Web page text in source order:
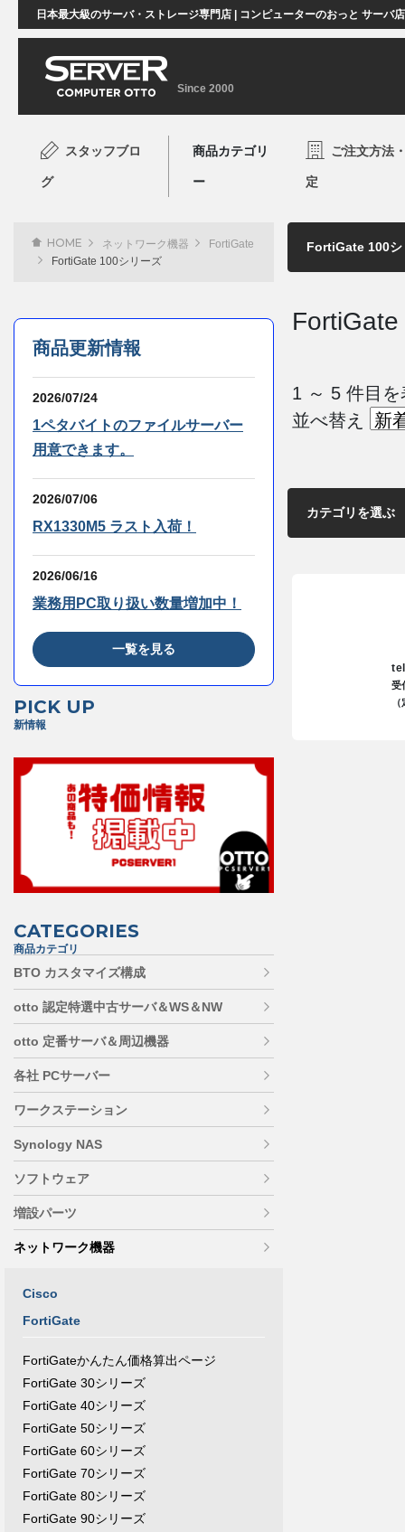
日本最大級のサーバ・ストレージ専門店 | コンピューターのおっと サーバ
Since 2000
スタッフブロ
グ
商品カテゴリ
ー
ご注文方法
定
1 ～ 5 件目
並べ替え
受
HOME ネットワーク機器
FortiGate
FortiGate 100シリーズ
商品更新情報
2026/07/24
1ペタバイトのファイルサーバー
用意できます。
2026/07/06
RX1330M5 ラスト入荷！
2026/06/16
業務用PC取り扱い数量増加中！
一覧を見る
PICK UP
新情報
CATEGORIES
商品カテゴリ
BTO カスタマイズ構成
otto 認定特選中古サーバ＆WS＆NW
otto 定番サーバ＆周辺機器
各社 PCサーバー
ワークステーション
Synology NAS
ソフトウェア
増設パーツ
ネットワーク機器
Cisco
FortiGate
FortiGateかんたん価格算出ページ
FortiGate 30シリーズ
FortiGate 40シリーズ
FortiGate 50シリーズ
FortiGate 60シリーズ
FortiGate 70シリーズ
FortiGate 80シリーズ
FortiGate 90シリーズ